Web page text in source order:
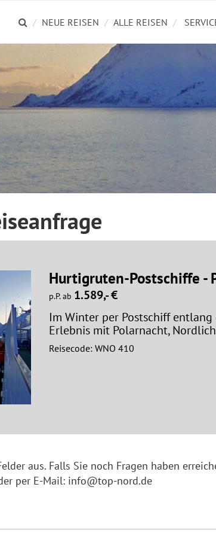
NEUE REISEN ALLE REISEN
Hurtigruten-Postschiffe -
p.P. ab 1.589,- €
Im Winter per Postschiff
Erlebnis mit Polarnacht,
Reisecode: WNO 410
aus. Falls Sie noch Fragen haben
per E-Mail: info@top-nord.de